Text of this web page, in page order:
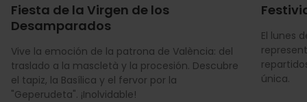
Fiesta de la Virgen de los
Desamparados
Vive la emoción de la patrona de València: del
traslado a la mascletà y la procesión. Descubre
el tapiz, la Basílica y el fervor por la
"Geperudeta". ¡Inolvidable!
El lunes
única.